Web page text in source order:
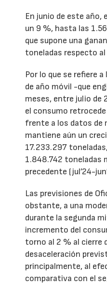
En junio de este año,
un 9 %, hasta las
que supone una
toneladas respecto
Por lo que se refiere
de año móvil -que
meses, entre julio de
el consumo
frente a los datos de
mantiene aún un
17.233.297
1.848.742 toneladas
precedente (jul’24-
Las previsiones de
obstante, a una
durante la segunda
incremento del
torno al 2 % al cierre
desaceleración
principalmente, al
comparativa con el